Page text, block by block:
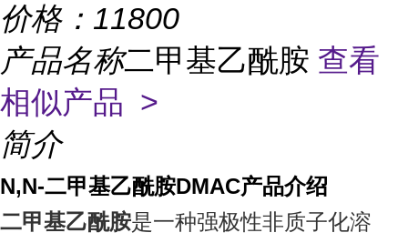
价格： 11800
产品名称二甲基乙酰胺 查看
相似产品 >
简介
N,N-二甲基乙酰胺DMAC产品介绍
二甲基乙酰胺是一种强极性非质子化溶